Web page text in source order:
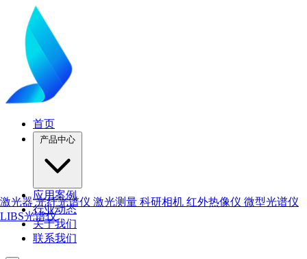
首页
产品中心
激光器光纤光谱仪 激光测量 科研相机 红外热像仪 微型光谱仪
LIBS光谱仪
应用案例
行业动态
关于我们
联系我们